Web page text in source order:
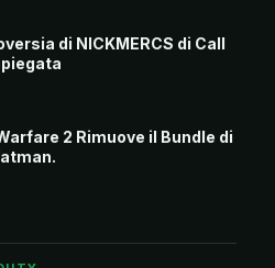
di NICKMERCS di Call
2 Rimuove il Bundle di